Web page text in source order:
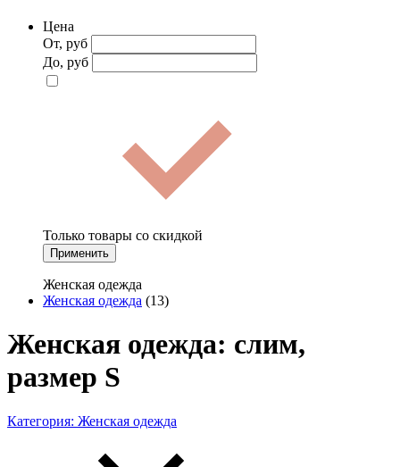
Цена
От, руб
До, руб
Только товары со скидкой
Применить
Женская одежда
Женская одежда (13)
Женская одежда: слим,
размер S
Категория: Женская одежда